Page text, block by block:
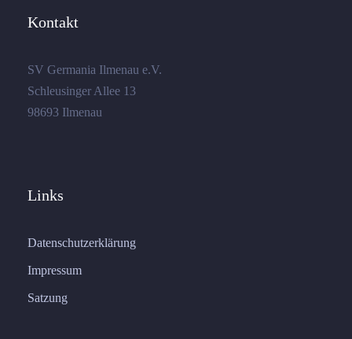
Kontakt
SV Germania Ilmenau e.V.
Schleusinger Allee 13
98693 Ilmenau
Links
Datenschutzerklärung
Impressum
Satzung